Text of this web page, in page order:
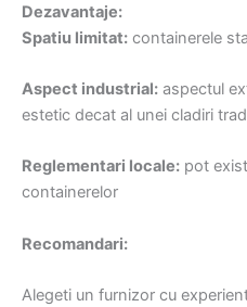
Dezavantaje:
Spatiu limitat: containerele
Aspect industrial: aspectul
estetic decat al unei cladiri
Reglementari locale: pot
containerelor
Recomandari:
Alegeti un furnizor cu